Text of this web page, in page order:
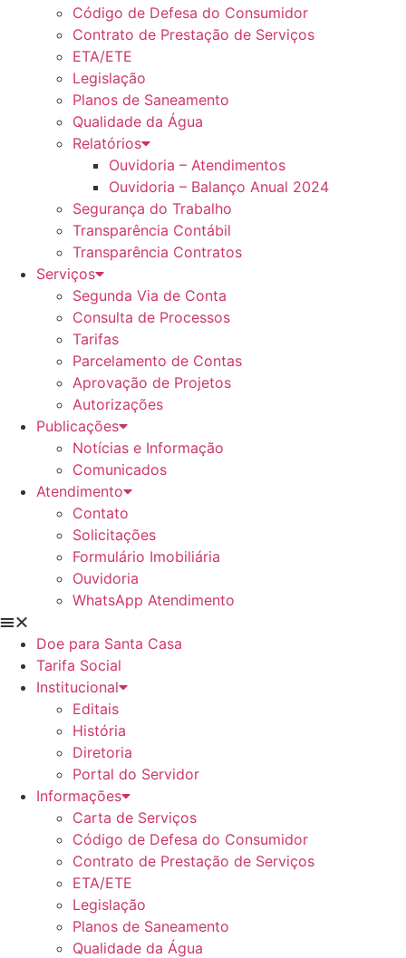
Código de Defesa do Consumidor
Contrato de Prestação de Serviços
ETA/ETE
Legislação
Planos de Saneamento
Qualidade da Água
Relatórios
Ouvidoria – Atendimentos
Ouvidoria – Balanço Anual 2024
Segurança do Trabalho
Transparência Contábil
Transparência Contratos
Serviços
Segunda Via de Conta
Consulta de Processos
Tarifas
Parcelamento de Contas
Aprovação de Projetos
Autorizações
Publicações
Notícias e Informação
Comunicados
Atendimento
Contato
Solicitações
Formulário Imobiliária
Ouvidoria
WhatsApp Atendimento
Doe para Santa Casa
Tarifa Social
Institucional
Editais
História
Diretoria
Portal do Servidor
Informações
Carta de Serviços
Código de Defesa do Consumidor
Contrato de Prestação de Serviços
ETA/ETE
Legislação
Planos de Saneamento
Qualidade da Água